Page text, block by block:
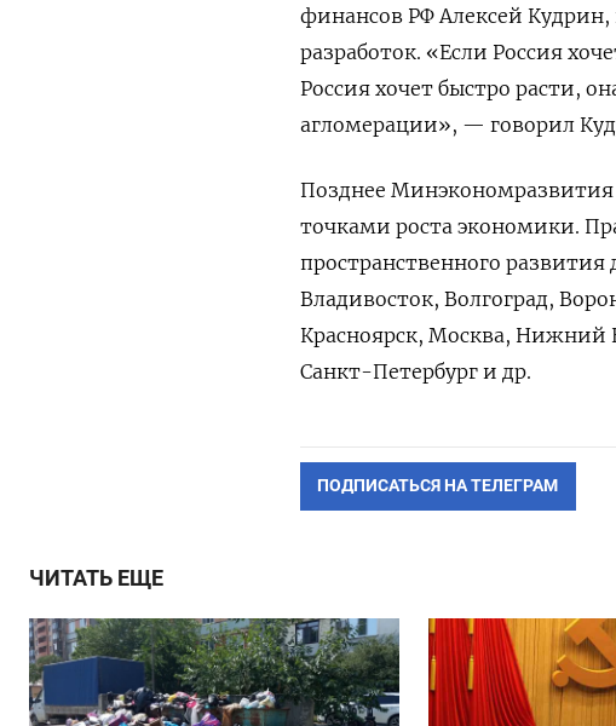
финансов РФ Алексей Кудрин,
разработок. «Если Россия
Россия хочет быстро расти,
агломерации», — говорил
Позднее Минэкономразвития
точками роста экономики.
пространственного развития
Владивосток, Волгоград,
Красноярск, Москва, Нижний
Санкт-Петербург и др.
ПОДПИСАТЬСЯ НА ТЕЛЕГРАМ
ЧИТАТЬ ЕЩЕ